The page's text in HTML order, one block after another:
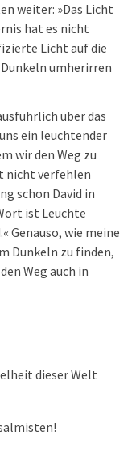
weiter: »Das Licht
hat es nicht
Licht auf die
umherirren
über das
ein leuchtender
wir den Weg zu
nicht verfehlen
schon David in
ist Leuchte
Genauso, wie meine
Dunkeln zu finden,
Weg auch in
dieser Welt